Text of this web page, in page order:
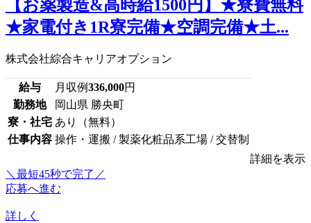
【お薬製造&高時給1500円】★寮費無料
★家電付き1R寮完備★空調完備★土...
株式会社綜合キャリアオプション
給与 月収例336,000円
勤務地
岡山県 勝央町
寮・社宅 あり（無料）
仕事内容 操作・運搬 / 製薬化粧品系工場 / 交替制
詳細を表示
＼最短45秒で完了／
応募へ進む
詳しく